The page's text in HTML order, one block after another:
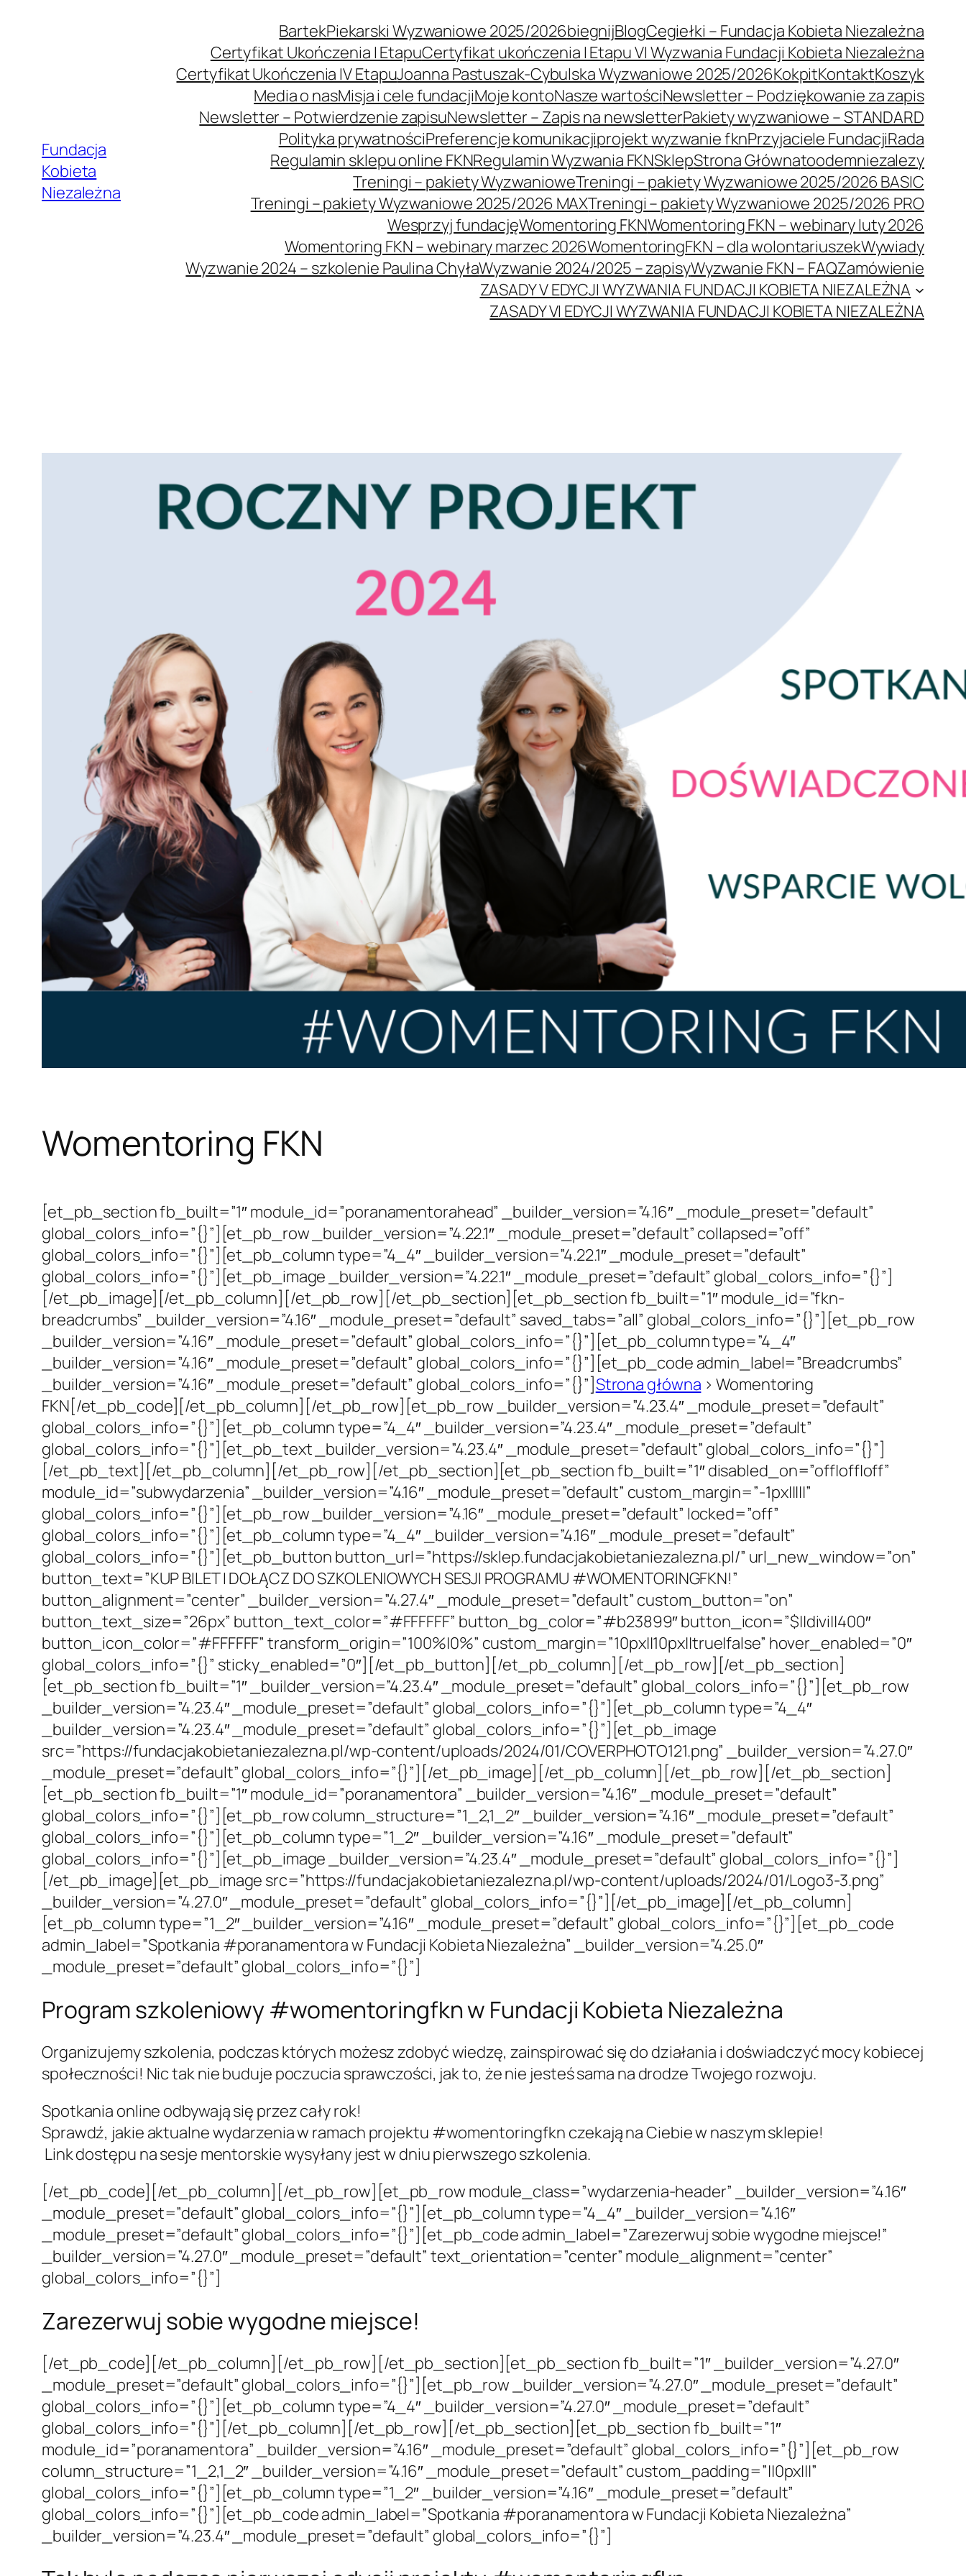
Fundacja
Kobieta
Niezależna
BartekPiekarski Wyzwaniowe 2025/2026biegnijBlogCegiełki – Fundacja Kobieta Niezależna
Certyfikat Ukończenia I EtapuCertyfikat ukończenia I Etapu VI Wyzwania Fundacji Kobieta Niezależna
Certyfikat Ukończenia IV EtapuJoanna Pastuszak-Cybulska Wyzwaniowe 2025/2026KokpitKontaktKoszyk
Media o nasMisja i cele fundacjiMoje kontoNasze wartościNewsletter – Podziękowanie za zapis
Newsletter – Potwierdzenie zapisuNewsletter – Zapis na newsletterPakiety wyzwaniowe – STANDARD
Polityka prywatnościPreferencje komunikacjiprojekt wyzwanie fknPrzyjaciele FundacjiRada
Regulamin sklepu online FKNRegulamin Wyzwania FKNSklepStrona Głównatoodemniezalezy
Treningi – pakiety WyzwanioweTreningi – pakiety Wyzwaniowe 2025/2026 BASIC
Treningi – pakiety Wyzwaniowe 2025/2026 MAXTreningi – pakiety Wyzwaniowe 2025/2026 PRO
Wesprzyj fundacjęWomentoring FKNWomentoring FKN – webinary luty 2026
Womentoring FKN – webinary marzec 2026WomentoringFKN – dla wolontariuszekWywiady
Wyzwanie 2024 – szkolenie Paulina ChyłaWyzwanie 2024/2025 – zapisyWyzwanie FKN – FAQZamówienie
ZASADY V EDYCJI WYZWANIA FUNDACJI KOBIETA NIEZALEŻNA
ZASADY VI EDYCJI WYZWANIA FUNDACJI KOBIETA NIEZALEŻNA
Womentoring FKN
[et_pb_section fb_built=”1″ module_id=”poranamentorahead” _builder_version=”4.16″ _module_preset=”default”
global_colors_info=”{}”][et_pb_row _builder_version=”4.22.1″ _module_preset=”default” collapsed=”off”
global_colors_info=”{}”][et_pb_column type=”4_4″ _builder_version=”4.22.1″ _module_preset=”default”
global_colors_info=”{}”][et_pb_image _builder_version=”4.22.1″ _module_preset=”default” global_colors_info=”{}”]
[/et_pb_image][/et_pb_column][/et_pb_row][/et_pb_section][et_pb_section fb_built=”1″ module_id=”fkn-
breadcrumbs” _builder_version=”4.16″ _module_preset=”default” saved_tabs=”all” global_colors_info=”{}”][et_pb_row
_builder_version=”4.16″ _module_preset=”default” global_colors_info=”{}”][et_pb_column type=”4_4″
_builder_version=”4.16″ _module_preset=”default” global_colors_info=”{}”][et_pb_code admin_label=”Breadcrumbs”
_builder_version=”4.16″ _module_preset=”default” global_colors_info=”{}”]Strona główna >Womentoring
FKN[/et_pb_code][/et_pb_column][/et_pb_row][et_pb_row _builder_version=”4.23.4″ _module_preset=”default”
global_colors_info=”{}”][et_pb_column type=”4_4″ _builder_version=”4.23.4″ _module_preset=”default”
global_colors_info=”{}”][et_pb_text _builder_version=”4.23.4″ _module_preset=”default” global_colors_info=”{}”]
[/et_pb_text][/et_pb_column][/et_pb_row][/et_pb_section][et_pb_section fb_built=”1″ disabled_on=”off|off|off”
module_id=”subwydarzenia” _builder_version=”4.16″ _module_preset=”default” custom_margin=”-1px|||||”
global_colors_info=”{}”][et_pb_row _builder_version=”4.16″ _module_preset=”default” locked=”off”
global_colors_info=”{}”][et_pb_column type=”4_4″ _builder_version=”4.16″ _module_preset=”default”
global_colors_info=”{}”][et_pb_button button_url=”https://sklep.fundacjakobietaniezalezna.pl/” url_new_window=”on”
button_text=”KUP BILET I DOŁĄCZ DO SZKOLENIOWYCH SESJI PROGRAMU #WOMENTORINGFKN!”
button_alignment=”center” _builder_version=”4.27.4″ _module_preset=”default” custom_button=”on”
button_text_size=”26px” button_text_color=”#FFFFFF” button_bg_color=”#b23899″ button_icon=”$||divi||400″
button_icon_color=”#FFFFFF” transform_origin=”100%|0%” custom_margin=”10px||10px||true|false” hover_enabled=”0″
global_colors_info=”{}” sticky_enabled=”0″][/et_pb_button][/et_pb_column][/et_pb_row][/et_pb_section]
[et_pb_section fb_built=”1″ _builder_version=”4.23.4″ _module_preset=”default” global_colors_info=”{}”][et_pb_row
_builder_version=”4.23.4″ _module_preset=”default” global_colors_info=”{}”][et_pb_column type=”4_4″
_builder_version=”4.23.4″ _module_preset=”default” global_colors_info=”{}”][et_pb_image
src=”https://fundacjakobietaniezalezna.pl/wp-content/uploads/2024/01/COVERPHOTO121.png” _builder_version=”4.27.0″
_module_preset=”default” global_colors_info=”{}”][/et_pb_image][/et_pb_column][/et_pb_row][/et_pb_section]
[et_pb_section fb_built=”1″ module_id=”poranamentora” _builder_version=”4.16″ _module_preset=”default”
global_colors_info=”{}”][et_pb_row column_structure=”1_2,1_2″ _builder_version=”4.16″ _module_preset=”default”
global_colors_info=”{}”][et_pb_column type=”1_2″ _builder_version=”4.16″ _module_preset=”default”
global_colors_info=”{}”][et_pb_image _builder_version=”4.23.4″ _module_preset=”default” global_colors_info=”{}”]
[/et_pb_image][et_pb_image src=”https://fundacjakobietaniezalezna.pl/wp-content/uploads/2024/01/Logo3-3.png”
_builder_version=”4.27.0″ _module_preset=”default” global_colors_info=”{}”][/et_pb_image][/et_pb_column]
[et_pb_column type=”1_2″ _builder_version=”4.16″ _module_preset=”default” global_colors_info=”{}”][et_pb_code
admin_label=”Spotkania #poranamentora w Fundacji Kobieta Niezależna” _builder_version=”4.25.0″
_module_preset=”default” global_colors_info=”{}”]
Program szkoleniowy #womentoringfkn w Fundacji Kobieta Niezależna
Organizujemy szkolenia, podczas których możesz zdobyć wiedzę, zainspirować się do działania i doświadczyć mocy kobiecej
społeczności! Nic tak nie buduje poczucia sprawczości, jak to, że nie jesteś sama na drodze Twojego rozwoju.
Spotkania online odbywają się przez cały rok!
Sprawdź, jakie aktualne wydarzenia w ramach projektu #womentoringfkn czekają na Ciebie w naszym sklepie!
Link dostępu na sesje mentorskie wysyłany jest w dniu pierwszego szkolenia.
[/et_pb_code][/et_pb_column][/et_pb_row][et_pb_row module_class=”wydarzenia-header” _builder_version=”4.16″
_module_preset=”default” global_colors_info=”{}”][et_pb_column type=”4_4″ _builder_version=”4.16″
_module_preset=”default” global_colors_info=”{}”][et_pb_code admin_label=”Zarezerwuj sobie wygodne miejsce!”
_builder_version=”4.27.0″ _module_preset=”default” text_orientation=”center” module_alignment=”center”
global_colors_info=”{}”]
Zarezerwuj sobie wygodne miejsce!
[/et_pb_code][/et_pb_column][/et_pb_row][/et_pb_section][et_pb_section fb_built=”1″ _builder_version=”4.27.0″
_module_preset=”default” global_colors_info=”{}”][et_pb_row _builder_version=”4.27.0″ _module_preset=”default”
global_colors_info=”{}”][et_pb_column type=”4_4″ _builder_version=”4.27.0″ _module_preset=”default”
global_colors_info=”{}”][/et_pb_column][/et_pb_row][/et_pb_section][et_pb_section fb_built=”1″
module_id=”poranamentora” _builder_version=”4.16″ _module_preset=”default” global_colors_info=”{}”][et_pb_row
column_structure=”1_2,1_2″ _builder_version=”4.16″ _module_preset=”default” custom_padding=”||0px|||”
global_colors_info=”{}”][et_pb_column type=”1_2″ _builder_version=”4.16″ _module_preset=”default”
global_colors_info=”{}”][et_pb_code admin_label=”Spotkania #poranamentora w Fundacji Kobieta Niezależna”
_builder_version=”4.23.4″ _module_preset=”default” global_colors_info=”{}”]